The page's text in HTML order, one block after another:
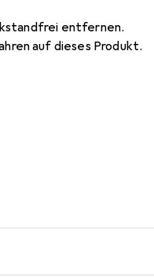
entfernen.
auf dieses Produkt.